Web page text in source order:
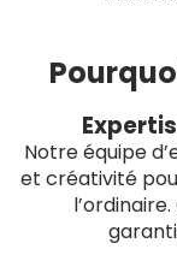
Notre équipe
et créativité